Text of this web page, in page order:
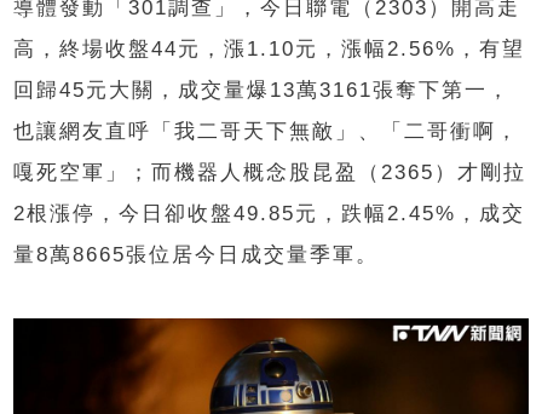
導體發動「301調查」，今日聯電（2303）開高走
高，終場收盤44元，漲1.10元，漲幅2.56%，有望
回歸45元大關，成交量爆13萬3161張奪下第一，
也讓網友直呼「我二哥天下無敵」、「二哥衝啊，
嘎死空軍」；而機器人概念股昆盈（2365）才剛拉
2根漲停，今日卻收盤49.85元，跌幅2.45%，成交
量8萬8665張位居今日成交量季軍。